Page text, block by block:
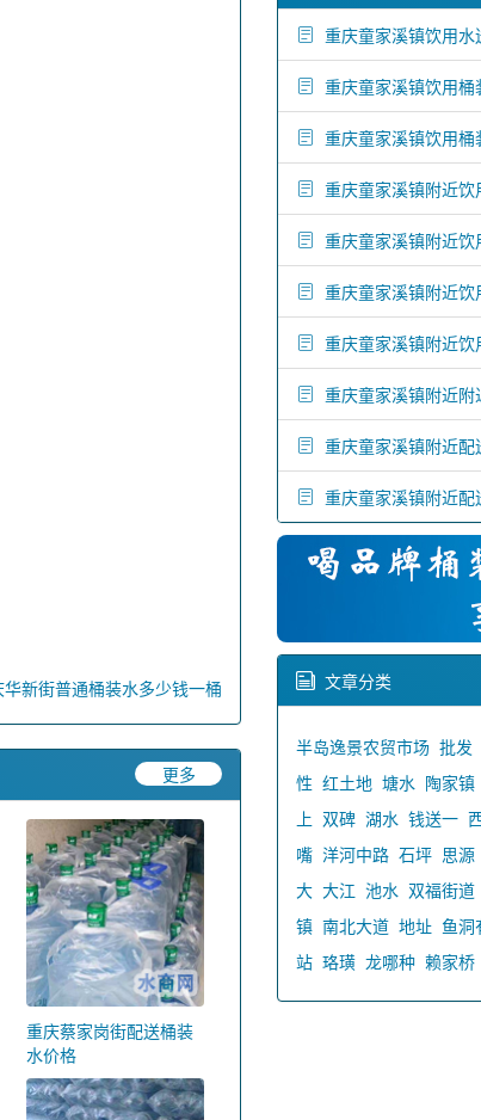
华新街普通桶装水多少钱一桶
更多
重庆蔡家岗街配送桶装
水价格
重庆童家溪镇饮用水
重庆童家溪镇饮用
重庆童家溪镇饮用
重庆童家溪镇附近饮
重庆童家溪镇附近
重庆童家溪镇附近饮
重庆童家溪镇附近
重庆童家溪镇附近
重庆童家溪镇附近
重庆童家溪镇附近
文章分类
半岛逸景农贸市场 批发
性 红土地 塘水 陶家镇
上 双碑 湖水 钱送一
嘴 洋河中路 石坪 思源
大 大江 池水 双福街道
镇 南北大道 地址 鱼洞
站 珞璜 龙哪种 赖家桥